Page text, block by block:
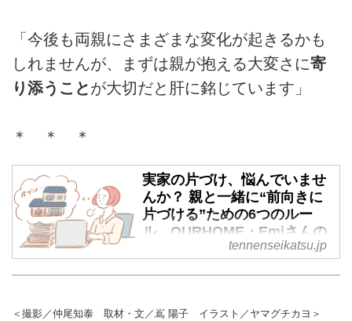
「今後も両親にさまざまな変化が起きるかも
しれませんが、まずは親が抱える大変さに寄
り添うことが大切だと肝に銘じています」
＊ ＊ ＊
実家の片づけ、悩んでいませ
んか？ 親と一緒に“前向きに
片づける”ための6つのルー
ル。OURHOME・Emiさんの
場合 - 天然生活web
親が毎日をより快適に過ごせるよ
い実家の片づけ。経験者でもある
tennenseikatsu.jp
＜撮影／仲尾知泰 取材・文／嶌 陽子 イラスト／ヤマグチカヨ＞